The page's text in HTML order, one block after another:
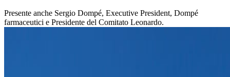
Presente anche Sergio Dompé, Executive President, Dompé
farmaceutici e Presidente del Comitato Leonardo.